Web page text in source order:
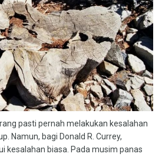
pasti pernah melakukan kesalahan
Namun, bagi Donald R. Currey,
kesalahan biasa. Pada musim panas